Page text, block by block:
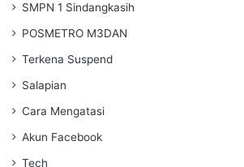
SMPN 1 Sindangkasih
POSMETRO M3DAN
Terkena Suspend
Salapian
Cara Mengatasi
Akun Facebook
Tech